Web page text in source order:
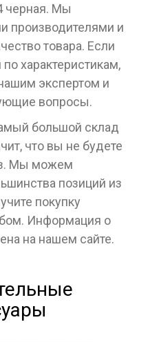
черная. Мы
производителями и
товара. Если
характеристикам,
экспертом и
вопросы.
большой склад
что вы не будете
Мы можем
позиций из
покупку
Информация о
на нашем сайте.